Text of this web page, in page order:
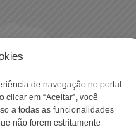
de navegação no portal
em “Aceitar”, você
a todas as funcionalidades
não forem estritamente